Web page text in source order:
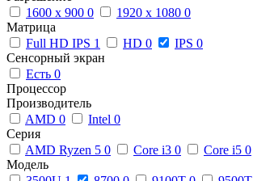
1600 x 900 0 1920 x 1080 0
Матрица
Full HD IPS 1 HD 0 IPS 0
Сенсорный экран
Есть 0
Процессор
Производитель
AMD 0 Intel 0
Серия
AMD Ryzen 5 0 Core i3 0 Core i5 0
Модель